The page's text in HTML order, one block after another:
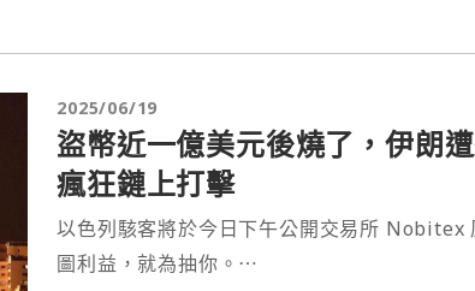
2025/06/19
盜幣近一億美元後燒了，伊朗
瘋狂鏈上打擊
以色列駭客將於今日下午公開交易所
圖利益，就為抽你。⋯